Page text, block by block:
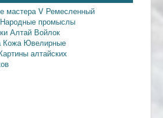
мастераV Ремесленный
Народные промыслы
Алтай Войлок
Кожа Ювелирные
алтайских